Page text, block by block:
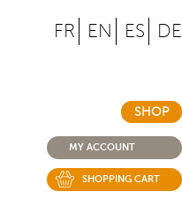
FR EN ES DE
SHOP
MY ACCOUNT
SHOPPING CART